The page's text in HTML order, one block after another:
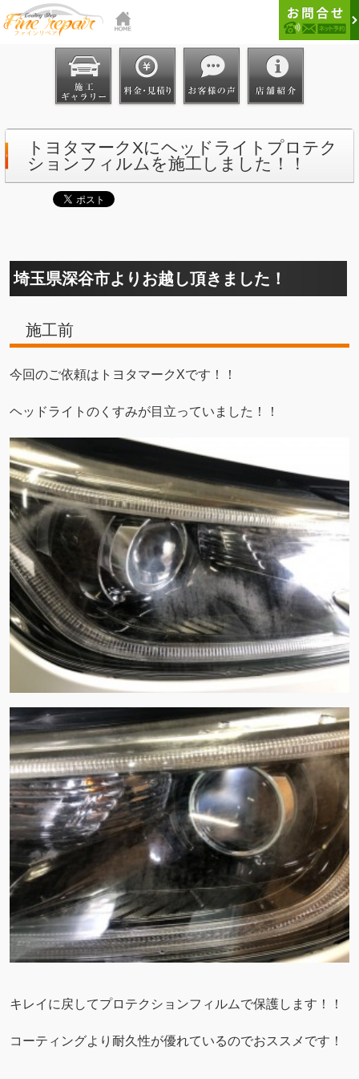
トヨタマークXにヘッドライトプロテク
ションフィルムを施工しました！！
埼玉県深谷市よりお越し頂きました！
施工前
今回のご依頼はトヨタマークXです！！
ヘッドライトのくすみが目立っていました！！
キレイに戻してプロテクションフィルムで保護します！！
コーティングより耐久性が優れているのでおススメです！